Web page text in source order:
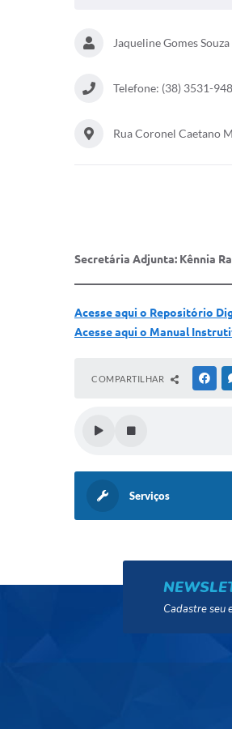
Jaqueline Gomes
Telefone: (38) 3531-
Rua Coronel Caetano
Secretária Adjunta: Kênnia
Acesse aqui o Repositório
Acesse aqui o Manual
COMPARTILHAR
Serviços
Cadastre seu